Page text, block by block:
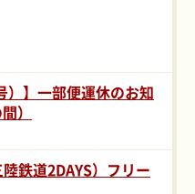
）】一部便運休のお知
）
鉄道2DAYS）フリー